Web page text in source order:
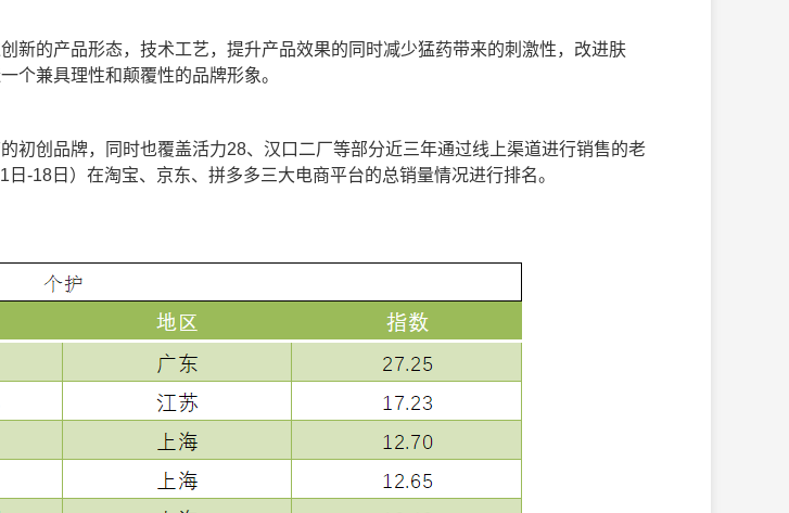
新的产品形态，技术工艺，提升产品效果的同时减少猛药带来的刺激性，改进肤
个兼具理性和颠覆性的品牌形象。
初创品牌，同时也覆盖活力28、汉口二厂等部分近三年通过线上渠道进行销售的老
-18日）在淘宝、京东、拼多多三大电商平台的总销量情况进行排名。